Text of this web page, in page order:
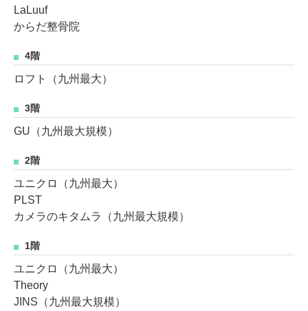
LaLuuf
からだ整骨院
4階
ロフト（九州最大）
3階
GU（九州最大規模）
2階
ユニクロ（九州最大）
PLST
カメラのキタムラ（九州最大規模）
1階
ユニクロ（九州最大）
Theory
JINS（九州最大規模）